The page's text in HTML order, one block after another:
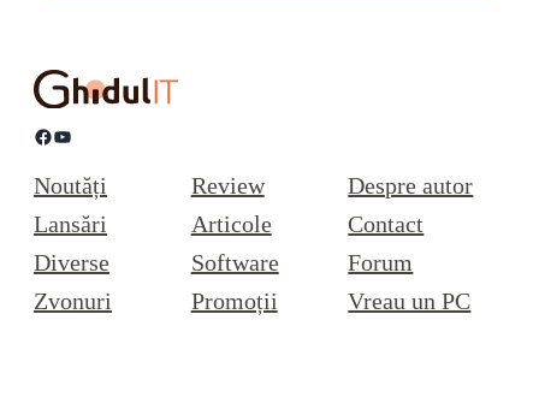
Facebook YouTube
Noutăți
Lansări
Diverse
Zvonuri
Review
Articole
Software
Promoții
Despre autor
Contact
Forum
Vreau un PC